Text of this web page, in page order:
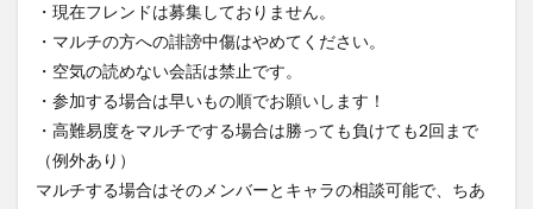
・現在フレンドは募集しておりません。
・マルチの方への誹謗中傷はやめてください。
・空気の読めない会話は禁止です。
・参加する場合は早いもの順でお願いします！
・高難易度をマルチでする場合は勝っても負けても2回まで
（例外あり）
マルチする場合はそのメンバーとキャラの相談可能で、ちあ